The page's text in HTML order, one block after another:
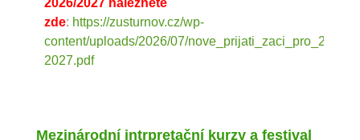
2026/2027 naleznete
zde: https://zusturnov.cz/wp-
content/uploads/2026/07/nove_prijati_zaci_pro_2026-
2027.pdf
Mezinárodní intrpretační kurzy a festival